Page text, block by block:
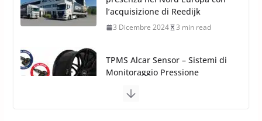
l’acquisizione di Reedijk
3 Dicembre 2024 3 min read
TPMS Alcar Sensor – Sistemi di
Monitoraggio Pressione
4 Aprile 2022